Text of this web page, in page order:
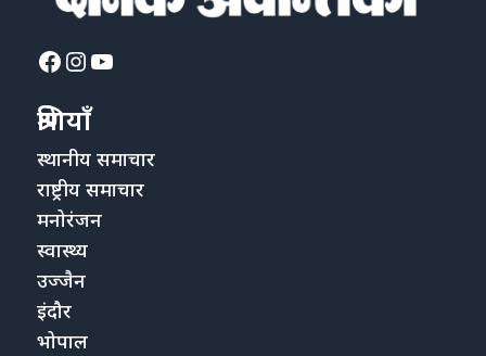
Facebook
Instagram
YouTube
श्रेणियाँ
स्थानीय समाचार
राष्ट्रीय समाचार
मनोरंजन
स्वास्थ्य
उज्जैन
इंदौर
भोपाल